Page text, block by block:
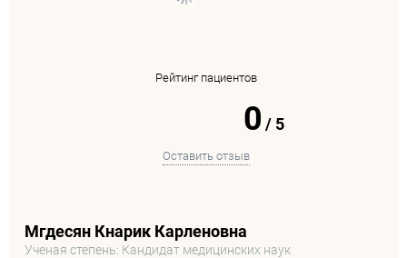
Рейтинг пациентов
0 /5
Оставить отзыв
Мгдесян Кнарик Карленовна
Ученая степень: Кандидат медицинских наук